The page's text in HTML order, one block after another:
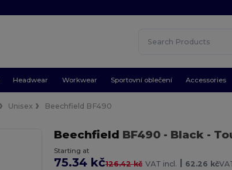
Headwear Workwear Sportovní oblečení Accessories
Unisex Beechfield BF490
Beechfield BF490 - Black-
Starting at
75.34 kč126.42 kč VAT incl. | 62.26 kč